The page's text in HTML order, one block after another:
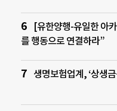
[유한양행-유일한 아
를 행동으로 연결하라”
생명보험업계, ‘상생